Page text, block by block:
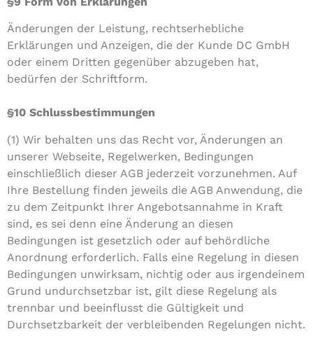
Änderungen der Leistung, rechtserhebliche
Erklärungen und Anzeigen, die der Kunde DC GmbH
oder einem Dritten gegenüber abzugeben hat,
bedürfen der Schriftform.
§10 Schlussbestimmungen
(1) Wir behalten uns das Recht vor, Änderungen an
unserer Webseite, Regelwerken, Bedingungen
einschließlich dieser AGB jederzeit vorzunehmen. Auf
Ihre Bestellung finden jeweils die AGB Anwendung, die
zu dem Zeitpunkt Ihrer Angebotsannahme in Kraft
sind, es sei denn eine Änderung an diesen
Bedingungen ist gesetzlich oder auf behördliche
Anordnung erforderlich. Falls eine Regelung in diesen
Bedingungen unwirksam, nichtig oder aus irgendeinem
Grund undurchsetzbar ist, gilt diese Regelung als
trennbar und beeinflusst die Gültigkeit und
Durchsetzbarkeit der verbleibenden Regelungen nicht.